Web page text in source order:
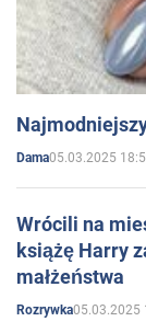
Dama05.03.2025
Wrócili na
książę Harry
małżeństwa
Rozrywka05.03.2025